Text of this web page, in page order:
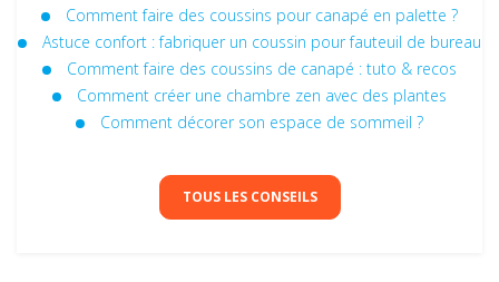
Comment faire des coussins pour canapé en palette​ ?
Astuce confort : fabriquer un coussin pour fauteuil de bureau​
Comment faire des coussins de canapé​ : tuto & recos
Comment créer une chambre zen avec des plantes
Comment décorer son espace de sommeil ?
TOUS LES CONSEILS